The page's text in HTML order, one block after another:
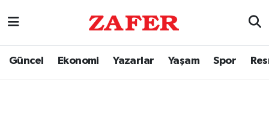
Güncel Ekonomi Yazarlar Yaşam Spor